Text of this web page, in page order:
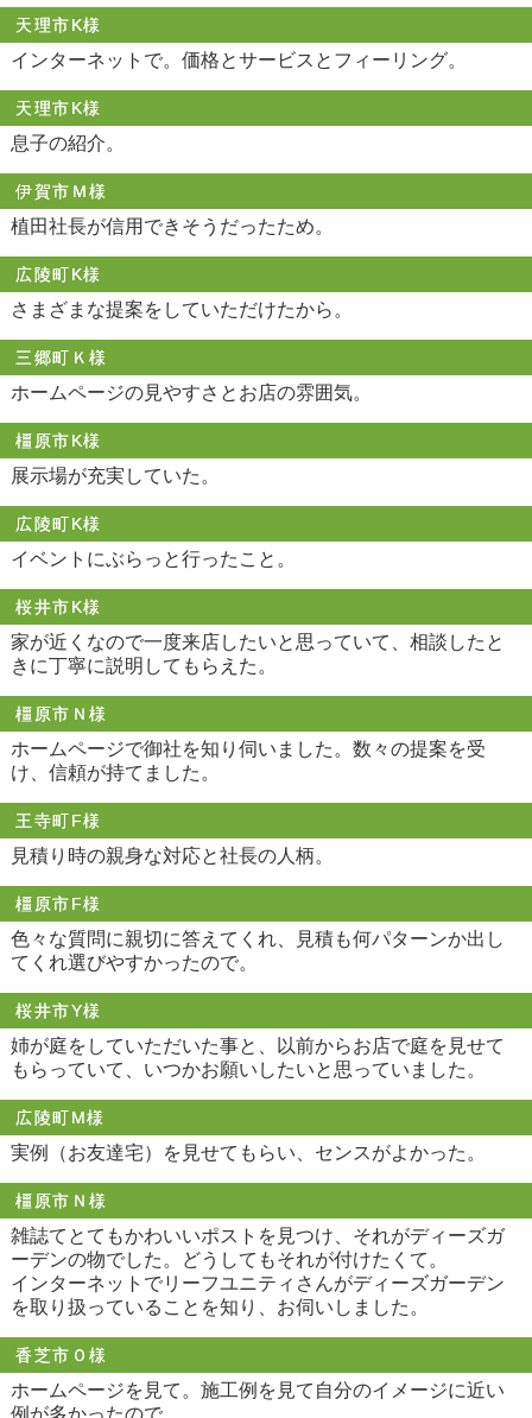
天理市K様
インターネットで。価格とサービスとフィーリング。
天理市K様
息子の紹介。
伊賀市Ｍ様
植田社長が信用できそうだったため。
広陵町K様
さまざまな提案をしていただけたから。
三郷町Ｋ様
ホームページの見やすさとお店の雰囲気。
橿原市K様
展示場が充実していた。
広陵町K様
イベントにぶらっと行ったこと。
桜井市K様
家が近くなので一度来店したいと思っていて、相談したと
きに丁寧に説明してもらえた。
橿原市Ｎ様
ホームページで御社を知り伺いました。数々の提案を受
け、信頼が持てました。
王寺町F様
見積り時の親身な対応と社長の人柄。
橿原市F様
色々な質問に親切に答えてくれ、見積も何パターンか出し
てくれ選びやすかったので。
桜井市Y様
姉が庭をしていただいた事と、以前からお店で庭を見せて
もらっていて、いつかお願いしたいと思っていました。
広陵町M様
実例（お友達宅）を見せてもらい、センスがよかった。
橿原市Ｎ様
雑誌てとてもかわいいポストを見つけ、それがディーズガ
ーデンの物でした。どうしてもそれが付けたくて。
インターネットでリーフユニティさんがディーズガーデン
を取り扱っていることを知り、お伺いしました。
香芝市Ｏ様
ホームページを見て。施工例を見て自分のイメージに近い
例が多かったので。